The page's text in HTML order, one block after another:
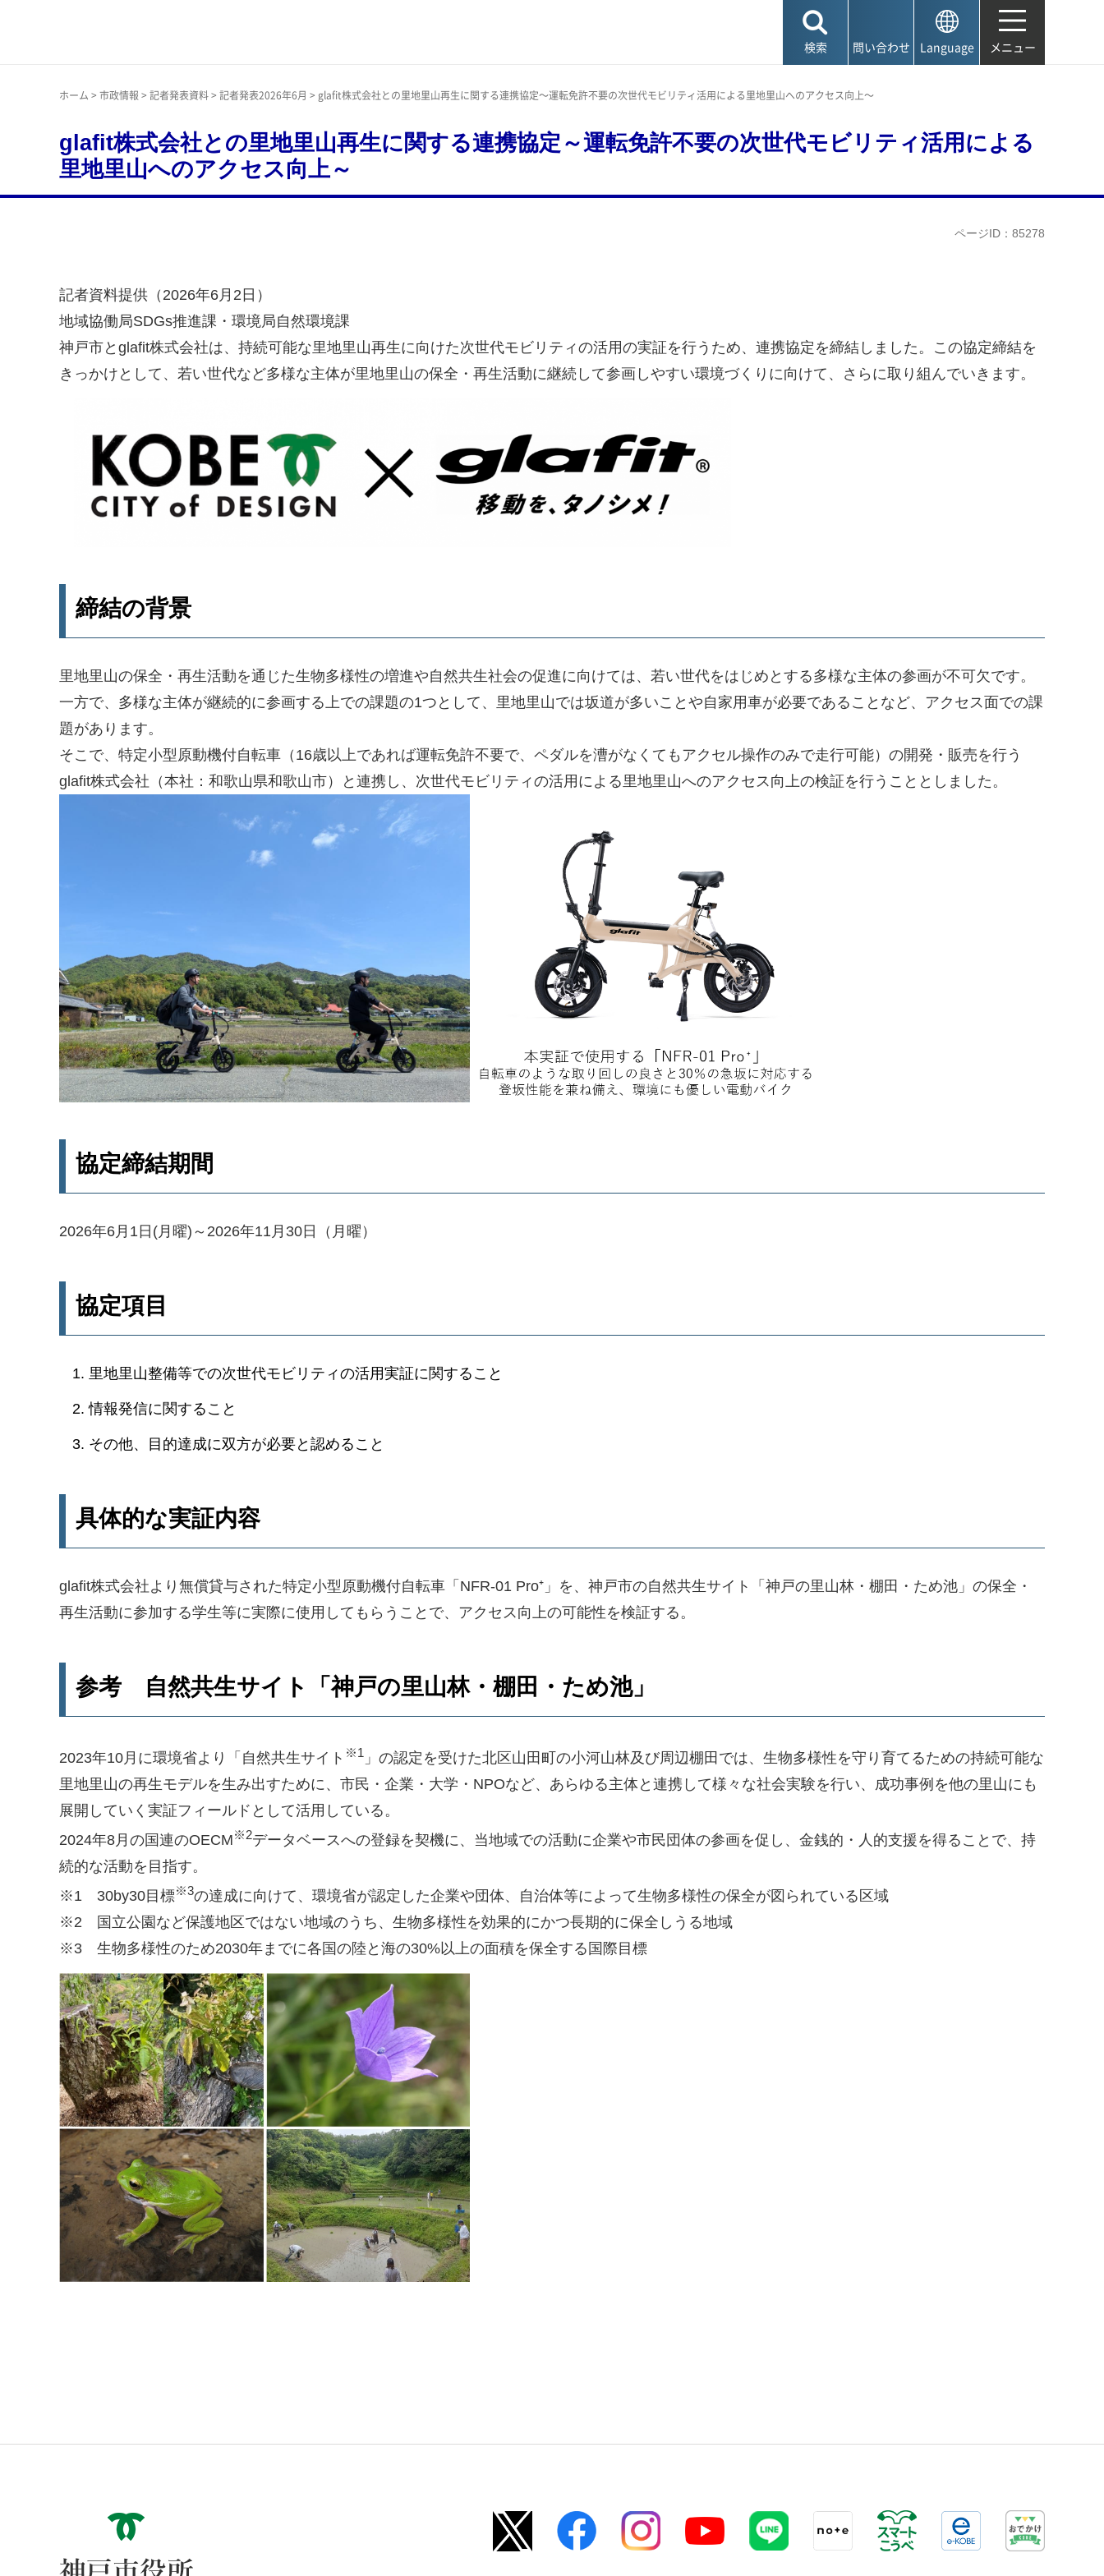
検索 問い合わせ Language メニュー
ホーム > 市政情報 > 記者発表資料> 記者発表2026年6月 > glafit株式会社との里地里山再生に関する連携協定～運転免許不要の次世代モビリティ活用による里地里山へのアクセス向上～
glafit株式会社との里地里山再生に関する連携協定～運転免許不要の次世代モビリティ活用による
里地里山へのアクセス向上～
ページID：85278
記者資料提供（2026年6月2日）
地域協働局SDGs推進課・環境局自然環境課
神戸市とglafit株式会社は、持続可能な里地里山再生に向けた次世代モビリティの活用の実証を行うため、連携協定を締結しました。この協定締結を
きっかけとして、若い世代など多様な主体が里地里山の保全・再生活動に継続して参画しやすい環境づくりに向けて、さらに取り組んでいきます。
締結の背景
里地里山の保全・再生活動を通じた生物多様性の増進や自然共生社会の促進に向けては、若い世代をはじめとする多様な主体の参画が不可欠です。
一方で、多様な主体が継続的に参画する上での課題の1つとして、里地里山では坂道が多いことや自家用車が必要であることなど、アクセス面での課
題があります。
そこで、特定小型原動機付自転車（16歳以上であれば運転免許不要で、ペダルを漕がなくてもアクセル操作のみで走行可能）の開発・販売を行う
glafit株式会社（本社：和歌山県和歌山市）と連携し、次世代モビリティの活用による里地里山へのアクセス向上の検証を行うこととしました。
協定締結期間
2026年6月1日(月曜)～2026年11月30日（月曜）
協定項目
里地里山整備等での次世代モビリティの活用実証に関すること
情報発信に関すること
その他、目的達成に双方が必要と認めること
具体的な実証内容
glafit株式会社より無償貸与された特定小型原動機付自転車「NFR-01 Pro⁺」を、神戸市の自然共生サイト「神戸の里山林・棚田・ため池」の保全・
再生活動に参加する学生等に実際に使用してもらうことで、アクセス向上の可能性を検証する。
参考 自然共生サイト「神戸の里山林・棚田・ため池」
2023年10月に環境省より「自然共生サイト ※1 」の認定を受けた北区山田町の小河山林及び周辺棚田では、生物多様性を守り育てるための持続可能な
里地里山の再生モデルを生み出すために、市民・企業・大学・NPOなど、あらゆる主体と連携して様々な社会実験を行い、成功事例を他の里山にも
展開していく実証フィールドとして活用している。
2024年8月の国連のOECM※2データベースへの登録を契機に、当地域での活動に企業や市民団体の参画を促し、金銭的・人的支援を得ることで、持
続的な活動を目指す。
※1 30by30目標※3の達成に向けて、環境省が認定した企業や団体、自治体等によって生物多様性の保全が図られている区域
※2 国立公園など保護地区ではない地域のうち、生物多様性を効果的にかつ長期的に保全しうる地域
※3 生物多様性のため2030年までに各国の陸と海の30%以上の面積を保全する国際目標
神戸市役所